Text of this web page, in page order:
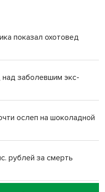
показал охотовед
заболевшим экс-
ослеп на шоколадной
рублей за смерть